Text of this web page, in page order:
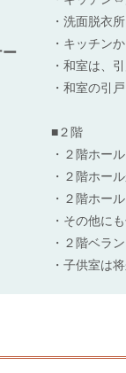
ー
・洗面脱衣
・キッチン
・和室は、
・和室の引
■２階
・２階ホー
・２階ホー
・２階ホー
・その他に
・２階ベラ
・子供室は